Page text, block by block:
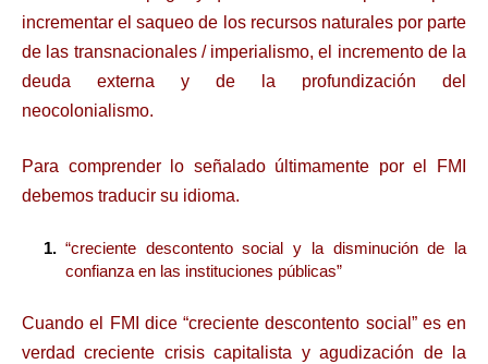
incrementar el saqueo de los recursos naturales por parte
de las transnacionales / imperialismo, el incremento de la
deuda externa y de la profundización del
neocolonialismo.
Para comprender lo señalado últimamente por el FMI
debemos traducir su idioma.
“creciente descontento social y la disminución de la
confianza en las instituciones públicas”
Cuando el FMI dice “creciente descontento social” es en
verdad creciente crisis capitalista y agudización de la